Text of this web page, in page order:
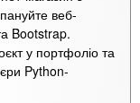
веб-
Bootstrap.
у портфоліо та
Python-